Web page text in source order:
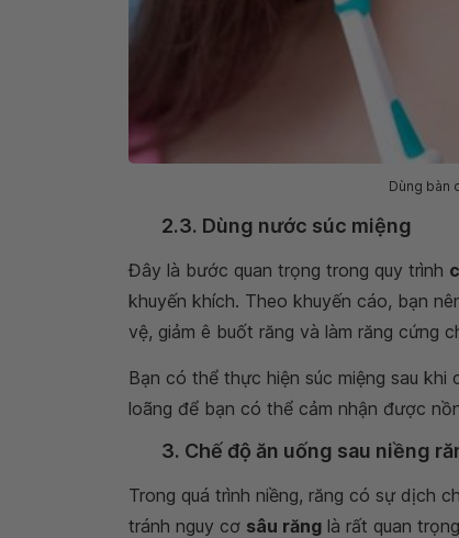
Dùng bàn
2.3. Dùng nước súc miệng
Đây là bước quan trọng trong quy trình
khuyến khích. Theo khuyến cáo, bạn
vệ, giảm ê buốt răng và làm răng cứng
Bạn có thể thực hiện súc miệng sau
loãng để bạn có thể cảm nhận được
3. Chế độ ăn uống sau niềng
Trong quá trình niềng, răng có sự dịch
tránh nguy cơ sâu răng là rất quan